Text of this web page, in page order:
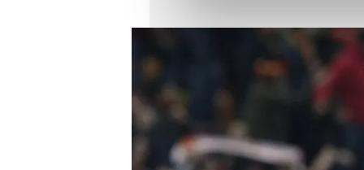
çerezler vasıtasıyla çeşitli
amacıyla kullanılmaktadır.
reklam/pazarlama
Çerezlere ilişkin tercihlerinizi
butonuna tıklayabilir,
Çerez